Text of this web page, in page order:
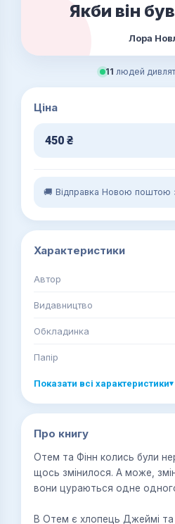
Якби він
Лора
11 людей
Ціна
450 ₴
🚚 Відправка Новою поштою
Характеристики
Автор
Видавництво
Обкладинка
Папір
Показати всі характеристики▾
Про книгу
Отем та Фінн колись були
щось змінилося. А може,
вони цураються одне
В Отем є хлопець Джеймі та